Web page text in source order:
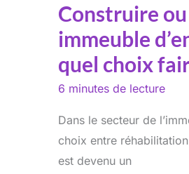
Construire
immeuble
quel choix
6 minutes de lecture
Dans le secteur de
choix entre
est devenu un